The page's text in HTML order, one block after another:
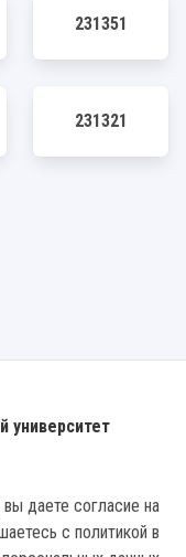
231351
231321
университет
даете согласие на
с политикой в